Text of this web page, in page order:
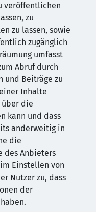
veröffentlichen
zu
zu lassen, sowie
zugänglich
umfasst
Abruf durch
und Beiträge zu
Inhalte
über die
kann und dass
anderweitig in
die
des Anbieters
Einstellen von
Nutzer zu, dass
der